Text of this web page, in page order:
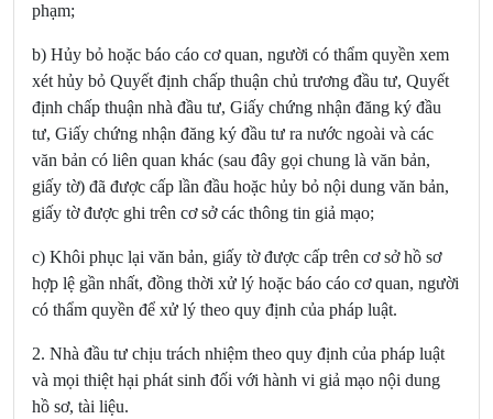
phạm;
b) Hủy bỏ hoặc báo cáo cơ quan, người có thẩm quyền xem
xét hủy bỏ Quyết định chấp thuận chủ trương đầu tư, Quyết
định chấp thuận nhà đầu tư, Giấy chứng nhận đăng ký đầu
tư, Giấy chứng nhận đăng ký đầu tư ra nước ngoài và các
văn bản có liên quan khác (sau đây gọi chung là văn bản,
giấy tờ) đã được cấp lần đầu hoặc hủy bỏ nội dung văn bản,
giấy tờ được ghi trên cơ sở các thông tin giả mạo;
c) Khôi phục lại văn bản, giấy tờ được cấp trên cơ sở hồ sơ
hợp lệ gần nhất, đồng thời xử lý hoặc báo cáo cơ quan, người
có thẩm quyền để xử lý theo quy định của pháp luật.
2. Nhà đầu tư chịu trách nhiệm theo quy định của pháp luật
và mọi thiệt hại phát sinh đối với hành vi giả mạo nội dung
hồ sơ, tài liệu.